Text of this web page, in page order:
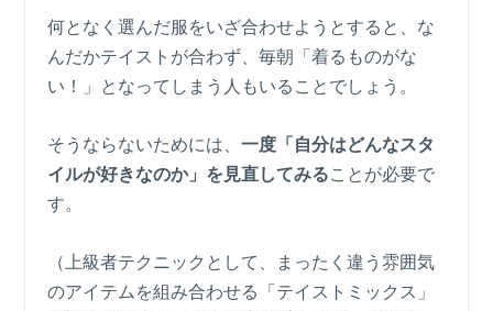
何となく選んだ服をいざ合わせようとすると、な
んだかテイストが合わず、毎朝「着るものがな
い！」となってしまう人もいることでしょう。
そうならないためには、一度「自分はどんなスタ
イルが好きなのか」を見直してみることが必要で
す。
（上級者テクニックとして、まったく違う雰囲気
のアイテムを組み合わせる「テイストミックス」